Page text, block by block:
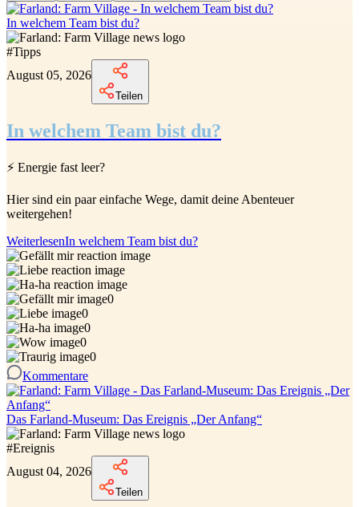
In welchem Team bist du?
#Tipps
August 05, 2026
Teilen
In welchem Team bist du?
⚡ Energie fast leer?
Hier sind ein paar einfache Wege, damit deine Abenteuer
weitergehen!
WeiterlesenIn welchem Team bist du?
0
0
0
0
0
Kommentare
Das Farland-Museum: Das Ereignis „Der Anfang“
#Ereignis
August 04, 2026
Teilen